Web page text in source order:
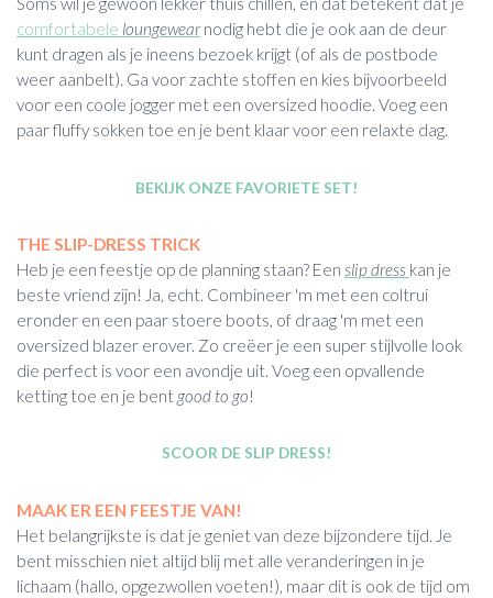
comfortabele loungewearnodig hebt die je ook aan de deur
kunt dragen als je ineens bezoek krijgt (of als de postbode
weer aanbelt). Ga voor zachte stoffen en kies bijvoorbeeld
voor een coole jogger met een oversized hoodie. Voeg een
paar fluffy sokken toe en je bent klaar voor een relaxte dag.
BEKIJK ONZE FAVORIETE SET!
THE SLIP-DRESS TRICK
Heb je een feestje op de planning staan? Een slip dress kan je
beste vriend zijn! Ja, echt. Combineer 'm met een coltrui
eronder en een paar stoere boots, of draag 'm met een
oversized blazer erover. Zo creëer je een super stijlvolle look
die perfect is voor een avondje uit. Voeg een opvallende
ketting toe en je bent good to go!
SCOOR DE SLIP DRESS!
MAAK ER EEN FEESTJE VAN!
Het belangrijkste is dat je geniet van deze bijzondere tijd. Je
bent misschien niet altijd blij met alle veranderingen in je
lichaam (hallo, opgezwollen voeten!), maar dit is ook de tijd om